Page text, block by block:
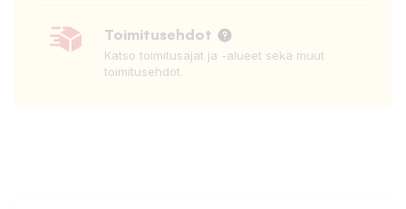
Toimitusehdot
Katso toimitusajat ja -alueet sekä muut
toimitusehdot.